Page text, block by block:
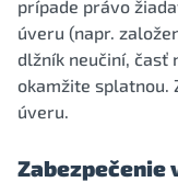
prípade právo
úveru (napr.
dlžník neučiní, časť
okamžite splatnou.
úveru.
Zabezpečenie